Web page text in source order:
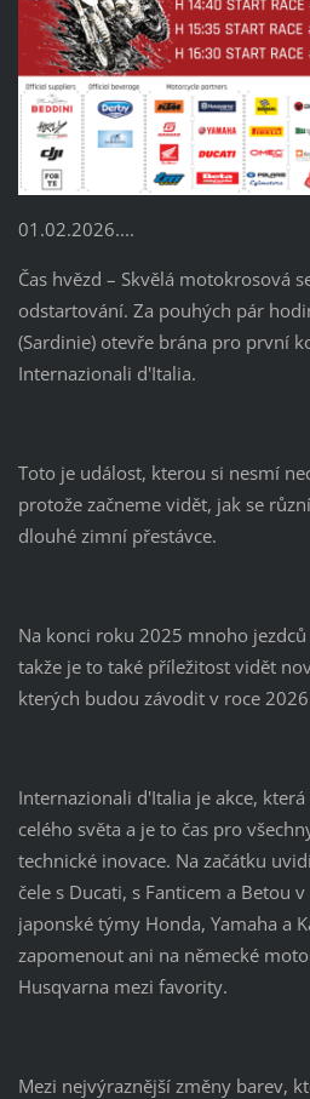
01.02.2026....
Čas hvězd – Skvělá motokrosová
odstartování. Za pouhých pár
(Sardinie) otevře brána pro první
Internazionali d'Italia.
Toto je událost, kterou si nesmí
protože začneme vidět, jak se
dlouhé zimní přestávce.
Na konci roku 2025 mnoho
takže je to také příležitost vidět
kterých budou závodit v roce
Internazionali d'Italia je akce,
celého světa a je to čas pro
technické inovace. Na začátku
čele s Ducati, s Fanticem a Betou
japonské týmy Honda, Yamaha a
zapomenout ani na německé
Husqvarna mezi favority.
Mezi nejvýraznější změny barev,